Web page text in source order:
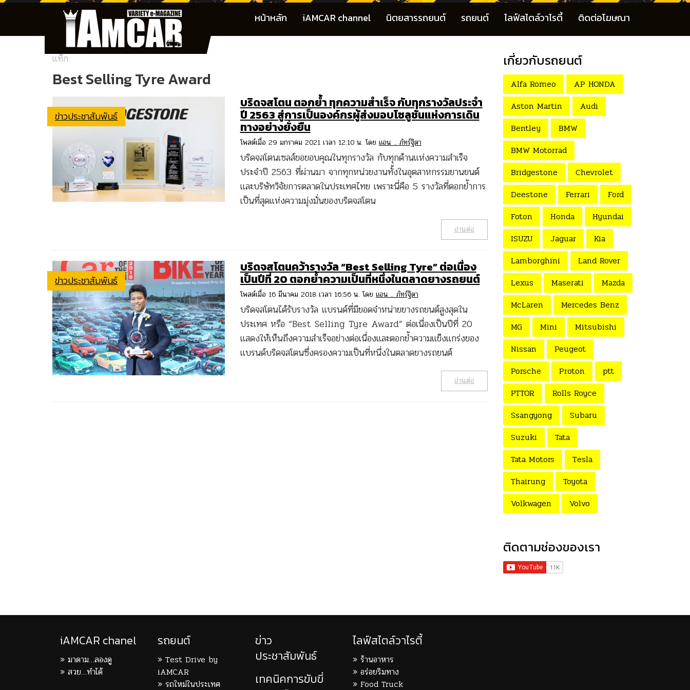
หน้าหลัก iAMCAR channel นิตยสารรถยนต์ รถยนต์ ไลฟ์สไตล์วาไรตี้ ติดต่อโฆษณา
แท็ก:
Best Selling Tyre Award
ข่าวประชาสัมพันธ์
บริดจสโตน ตอกย้ำ ทุกความสำเร็จ กับทุกรางวัลประจำ
ปี 2563 สู่การเป็นองค์กรผู้ส่งมอบโซลูชั่นแห่งการเดิน
ทางอย่างยั่งยืน
โพสต์เมื่อ 29 มกราคม 2021 เวลา 12:10 น. โดย แอน .. ภัทร์ฐิตา
บริดจสโตนเซลส์ขอขอบคุณในทุกรางวัล กับทุกด้านแห่งความสำเร็จ
ประจำปี 2563 ที่ผ่านมา จากทุกหน่วยงานทั้งในอุตสาหกรรมยานยนต์
และบริษัทวิจัยการตลาดในประเทศไทย เพราะนี่คือ 5 รางวัลที่ตอกย้ำการ
เป็นที่สุดแห่งความมุ่งมั่นของบริดจสโตน
อ่านต่อ
ข่าวประชาสัมพันธ์
บริดจสโตนคว้ารางวัล “Best Selling Tyre” ต่อเนื่อง
เป็นปีที่ 20 ตอกย้ำความเป็นที่หนึ่งในตลาดยางรถยนต์
โพสต์เมื่อ 16 มีนาคม 2018 เวลา 16:56 น. โดย แอน .. ภัทร์ฐิตา
บริดจสโตนได้รับรางวัล แบรนด์ที่มียอดจำหน่ายยางรถยนต์สูงสุดใน
ประเทศ หรือ “Best Selling Tyre Award” ต่อเนื่องเป็นปีที่ 20
แสดงให้เห็นถึงความสำเร็จอย่างต่อเนื่องและตอกย้ำความแข็งแกร่งของ
แบรนด์บริดจสโตนซึ่งครองความเป็นที่หนึ่งในตลาดยางรถยนต์
อ่านต่อ
เกี่ยวกับรถยนต์
Alfa Romeo
AP HONDA
Aston Martin
Audi
Bentley
BMW
BMW Motorrad
Bridgestone
Chevrolet
Deestone
Ferrari
Ford
Foton
Honda
Hyundai
ISUZU
Jaguar
Kia
Lamborghini
Land Rover
Lexus
Maserati
Mazda
McLaren
Mercedes Benz
MG
Mini
Mitsubishi
Nissan
Peugeot
Porsche
Proton
ptt
PTTOR
Rolls Royce
Ssangyong
Subaru
Suzuki
Tata
Tata Motors
Tesla
Thairung
Toyota
Volkwagen
Volvo
ติดตามช่องของเรา
iAMCAR chanel
มาดาม…ลองดู
สวย…ทำได้
รถยนต์
Test Drive by
iAMCAR
รถใหม่ในประเทศ
ข่าว
ประชาสัมพันธ์
เทคนิคการขับขี่
ไลฟ์สไตล์วาไรตี้
ร้านอาหาร
อร่อยริมทาง
Food Truck